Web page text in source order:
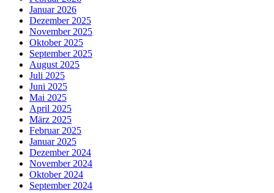
Januar 2026
Dezember 2025
November 2025
Oktober 2025
September 2025
August 2025
Juli 2025
Juni 2025
Mai 2025
April 2025
März 2025
Februar 2025
Januar 2025
Dezember 2024
November 2024
Oktober 2024
September 2024